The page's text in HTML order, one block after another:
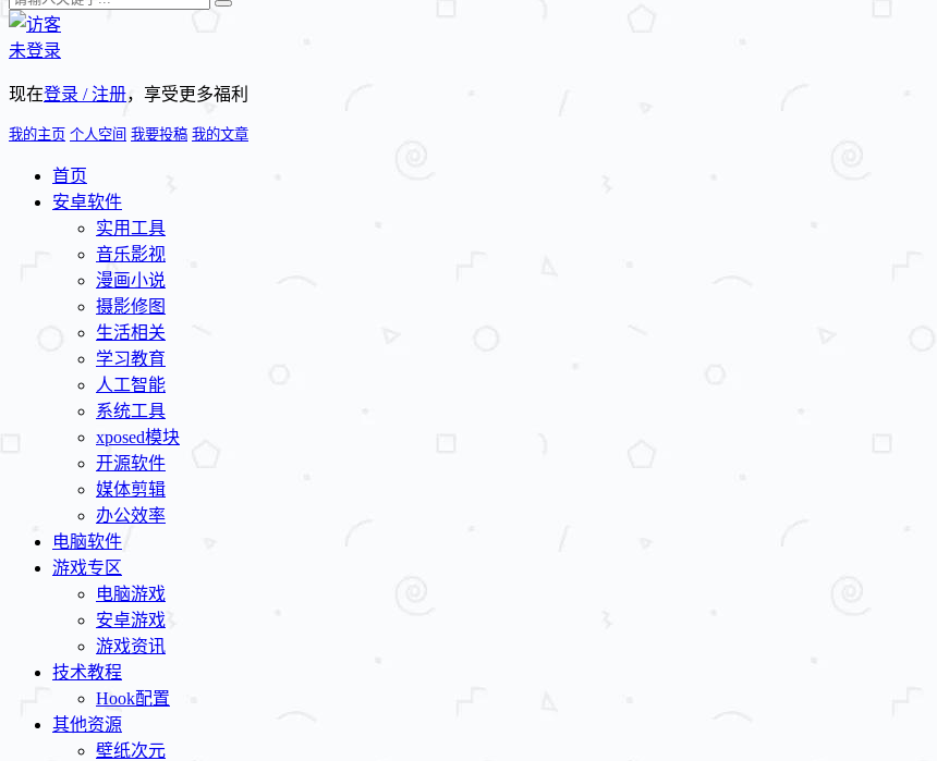
未登录
现在登录 / 注册，享受更多福利
我的主页 个人空间 我要投稿 我的文章
首页
安卓软件
实用工具
音乐影视
漫画小说
摄影修图
生活相关
学习教育
人工智能
系统工具
xposed模块
开源软件
媒体剪辑
办公效率
电脑软件
游戏专区
电脑游戏
安卓游戏
游戏资讯
技术教程
Hook配置
其他资源
壁纸次元